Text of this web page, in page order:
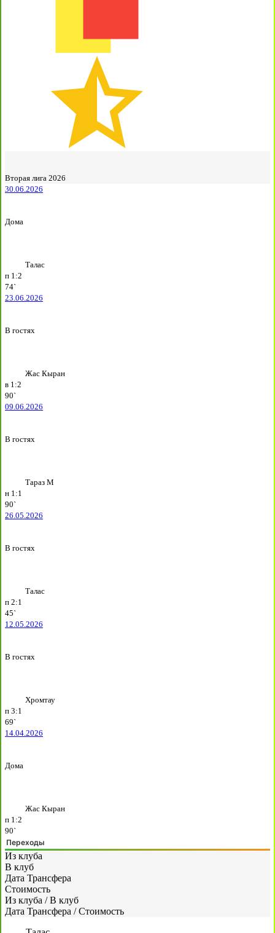
Вторая лига 2026
30.06.2026
Дома
Талас
п 1:2
74`
23.06.2026
В гостях
Жас Кыран
в 1:2
90`
09.06.2026
В гостях
Тараз М
н 1:1
90`
26.05.2026
В гостях
Талас
п 2:1
45`
12.05.2026
В гостях
Хромтау
п 3:1
69`
14.04.2026
Дома
Жас Кыран
п 1:2
90`
Переходы
Из клуба
В клуб
Дата Трансфера
Стоимость
Из клуба / В клуб
Дата Трансфера / Стоимость